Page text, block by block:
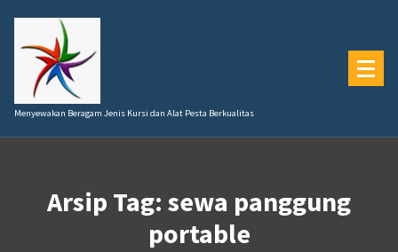
konten
Menyewakan Beragam Jenis Kursi dan Alat Pesta Berkualitas
Arsip Tag: sewa panggung
portable